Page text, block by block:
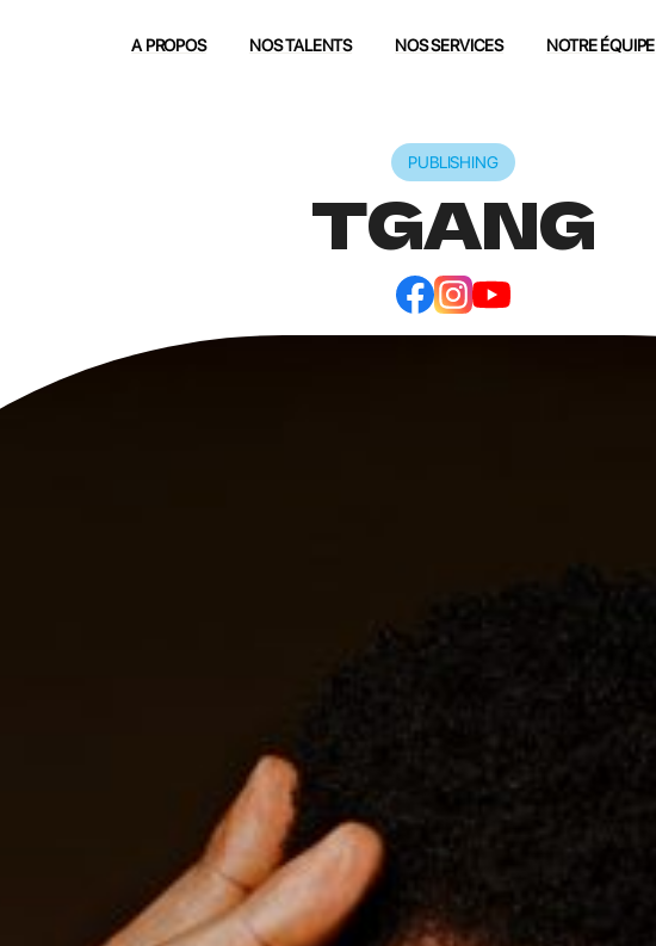
A PROPOS NOS TALENTS NOS SERVICES NOTRE ÉQUIPE
PUBLISHING
TGANG